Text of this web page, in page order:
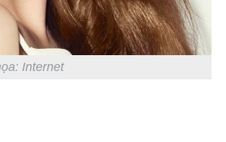
Internet